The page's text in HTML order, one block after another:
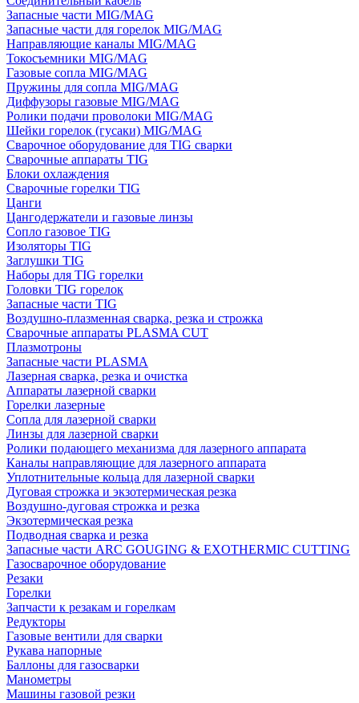
Запасные части MIG/MAG
Запасные части для горелок MIG/MAG
Направляющие каналы MIG/MAG
Токосъемники MIG/MAG
Газовые сопла MIG/MAG
Пружины для сопла MIG/MAG
Диффузоры газовые MIG/MAG
Ролики подачи проволоки MIG/MAG
Шейки горелок (гусаки) MIG/MAG
Сварочное оборудование для TIG сварки
Сварочные аппараты TIG
Блоки охлаждения
Сварочные горелки TIG
Цанги
Цангодержатели и газовые линзы
Сопло газовое TIG
Изоляторы TIG
Заглушки TIG
Наборы для TIG горелки
Головки TIG горелок
Запасные части TIG
Воздушно-плазменная сварка, резка и строжка
Сварочные аппараты PLASMA CUT
Плазмотроны
Запасные части PLASMA
Лазерная сварка, резка и очистка
Аппараты лазерной сварки
Горелки лазерные
Сопла для лазерной сварки
Линзы для лазерной сварки
Ролики подающего механизма для лазерного аппарата
Каналы направляющие для лазерного аппарата
Уплотнительные кольца для лазерной сварки
Дуговая строжка и экзотермическая резка
Воздушно-дуговая строжка и резка
Экзотермическая резка
Подводная сварка и резка
Запасные части ARC GOUGING & EXOTHERMIC CUTTING
Газосварочное оборудование
Резаки
Горелки
Запчасти к резакам и горелкам
Редукторы
Газовые вентили для сварки
Рукава напорные
Баллоны для газосварки
Манометры
Машины газовой резки